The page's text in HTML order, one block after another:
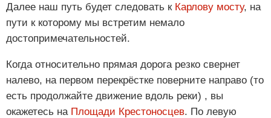
Далее наш путь будет следовать к Карлову мосту, на
пути к которому мы встретим немало
достопримечательностей.
Когда относительно прямая дорога резко свернет
налево, на первом перекрёстке поверните направо (то
есть продолжайте движение вдоль реки) , вы
окажетесь на Площади Крестоносцев. По левую